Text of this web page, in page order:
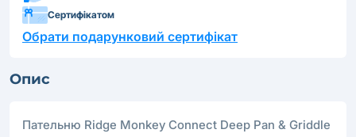
Сертифікатом
Обрати подарунковий сертифікат
Опис
Пательню Ridge Monkey Connect Deep Pan & Griddle